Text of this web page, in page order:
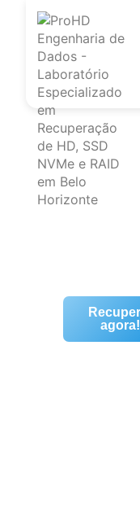
agora!